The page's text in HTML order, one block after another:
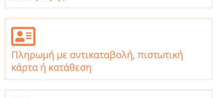
Πληρωμή με αντικαταβολή, πιστωτική
κάρτα ή κατάθεση